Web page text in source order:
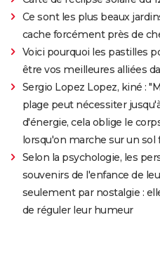
Ce sont les plus beaux
cache forcément près de
Voici pourquoi les pastilles
être vos meilleures alliées
Sergio Lopez Lopez, kiné :
plage peut nécessiter
d'énergie, cela oblige le
lorsqu'on marche sur un sol
Selon la psychologie, les
souvenirs de l'enfance de
seulement par nostalgie :
de réguler leur humeur